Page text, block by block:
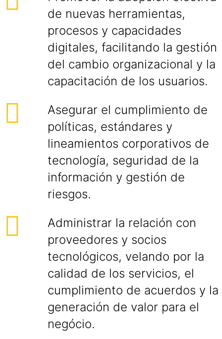
de nuevas herramientas,
procesos y capacidades
digitales, facilitando la gestión
del cambio organizacional y la
capacitación de los usuarios.
Asegurar el cumplimiento de
políticas, estándares y
lineamientos corporativos de
tecnología, seguridad de la
información y gestión de
riesgos.
Administrar la relación con
proveedores y socios
tecnológicos, velando por la
calidad de los servicios, el
cumplimiento de acuerdos y la
generación de valor para el
negócio.